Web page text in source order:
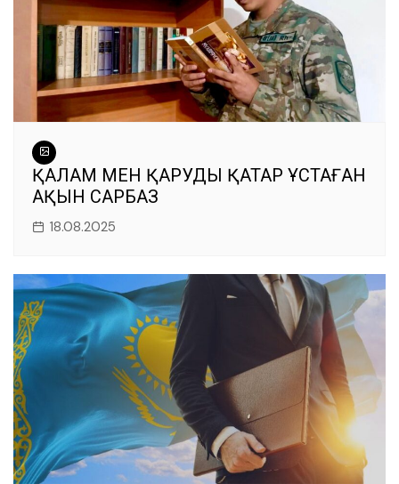
ҚАЛАМ МЕН ҚАРУДЫ ҚАТАР ҰСТАҒАН
АҚЫН САРБАЗ
18.08.2025